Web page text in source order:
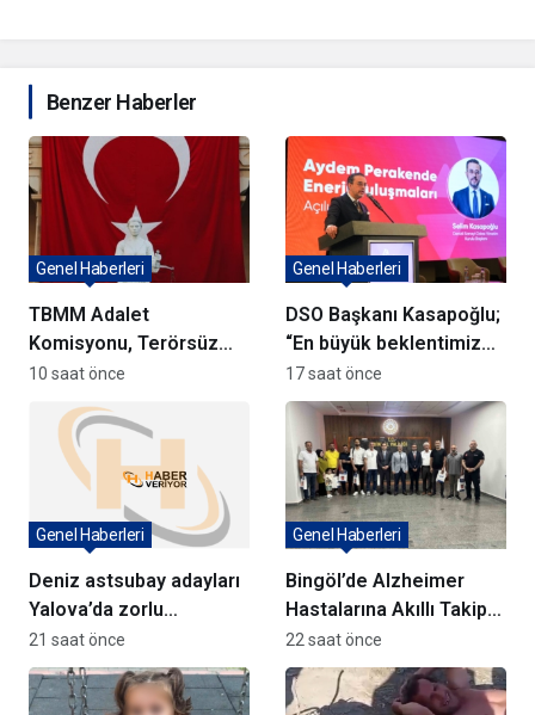
Benzer Haberler
TBMM Adalet
Komisyonu, Terörsüz
Türkiye Yasa Teklifini
Görüşmeye Başladı
Genel Haberleri
10 saat önce
DSO Başkanı Kasapoğlu;
“En büyük beklentimiz
geleceği güvenle
planlayabileceğimiz
istikrarlı bir yatırım
ortamıdır”
Genel Haberleri
17 saat önce
Deniz astsubay adayları
Yalova’da zorlu
eğitimlerle hazırlanıyor
Genel Haberleri
21 saat önce
Bingöl’de Alzheimer
Hastalarına Akıllı Takip
Cihazı Dağıtıldı
Genel Haberleri
22 saat önce